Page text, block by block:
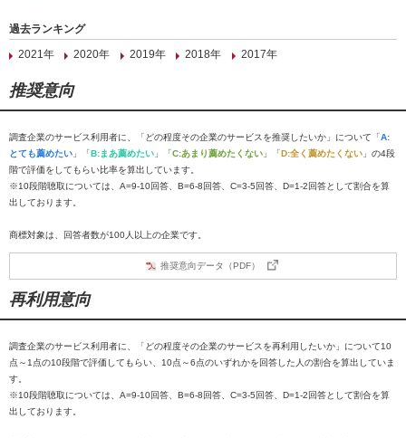
過去ランキング
2021年
2020年 2019年 2018年 2017年
推奨意向
調査企業のサービス利用者に、「どの程度その企業のサービスを推奨したいか」について「A:
とても薦めたい 」「B:まあ薦めたい 」「C:あまり薦めたくない 」「D:全く薦めたくない 」の4段
階で評価をしてもらい比率を算出しています。
※10段階聴取については、A=9-10回答、B=6-8回答、C=3-5回答、D=1-2回答として割合を算
出しております。
商標対象は、回答者数が100人以上の企業です。
推奨意向データ（PDF）
再利用意向
調査企業のサービス利用者に、「どの程度その企業のサービスを再利用したいか」について10
点～1点の10段階で評価してもらい、10点～6点のいずれかを回答した人の割合を算出していま
す。
※10段階聴取については、A=9-10回答、B=6-8回答、C=3-5回答、D=1-2回答として割合を算
出しております。